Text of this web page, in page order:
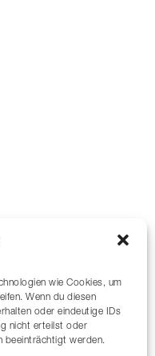
wie Cookies, um
Wenn du diesen
oder eindeutige IDs
nicht erteilst oder
beeinträchtigt werden.